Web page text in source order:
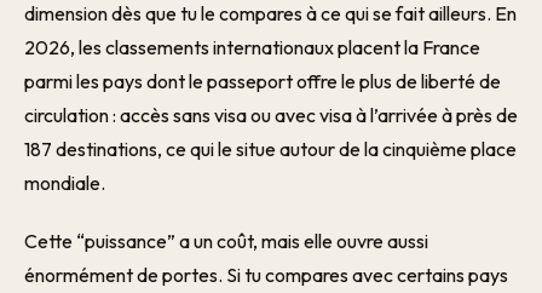
dimension dès que tu le compares à ce qui se fait ailleurs. En
2026, les classements internationaux placent la France
parmi les pays dont le passeport offre le plus de liberté de
circulation : accès sans visa ou avec visa à l’arrivée à près de
187 destinations, ce qui le situe autour de la cinquième place
mondiale.
Cette “puissance” a un coût, mais elle ouvre aussi
énormément de portes. Si tu compares avec certains pays